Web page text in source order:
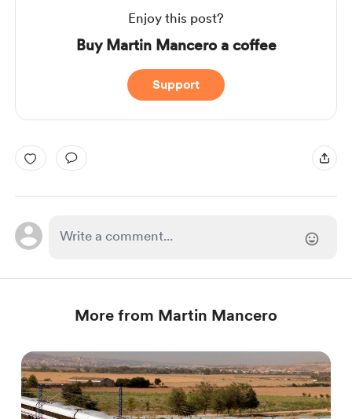
Enjoy this post?
Buy Martin Mancero a coffee
Support
More from Martin Mancero